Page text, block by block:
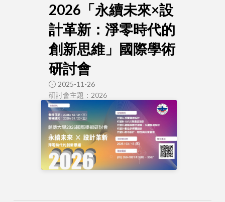
2026「永續未來×設
計革新：淨零時代的
創新思維」國際學術
研討會
2025-11-26
研討會主題：2026